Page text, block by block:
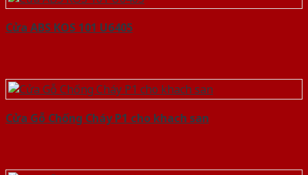
Cửa ABS KOS 101 U6405
Cửa Gỗ Chống Cháy P1 cho khach san